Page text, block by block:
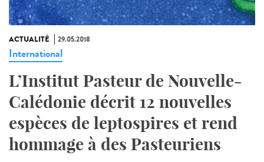
ACTUALITÉ 29.05.2018
International
L’Institut Pasteur de Nouvelle-
Calédonie décrit 12 nouvelles
espèces de leptospires et rend
hommage à des Pasteuriens